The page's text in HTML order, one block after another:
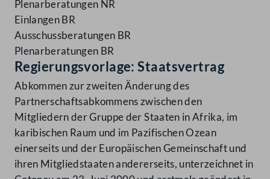
Plenarberatungen NR
Einlangen BR
Ausschussberatungen BR
Plenarberatungen BR
Regierungsvorlage: Staatsvertrag
Abkommen zur zweiten Änderung des
Partnerschaftsabkommens zwischen den
Mitgliedern der Gruppe der Staaten in Afrika, im
karibischen Raum und im Pazifischen Ozean
einerseits und der Europäischen Gemeinschaft und
ihren Mitgliedstaaten andererseits, unterzeichnet in